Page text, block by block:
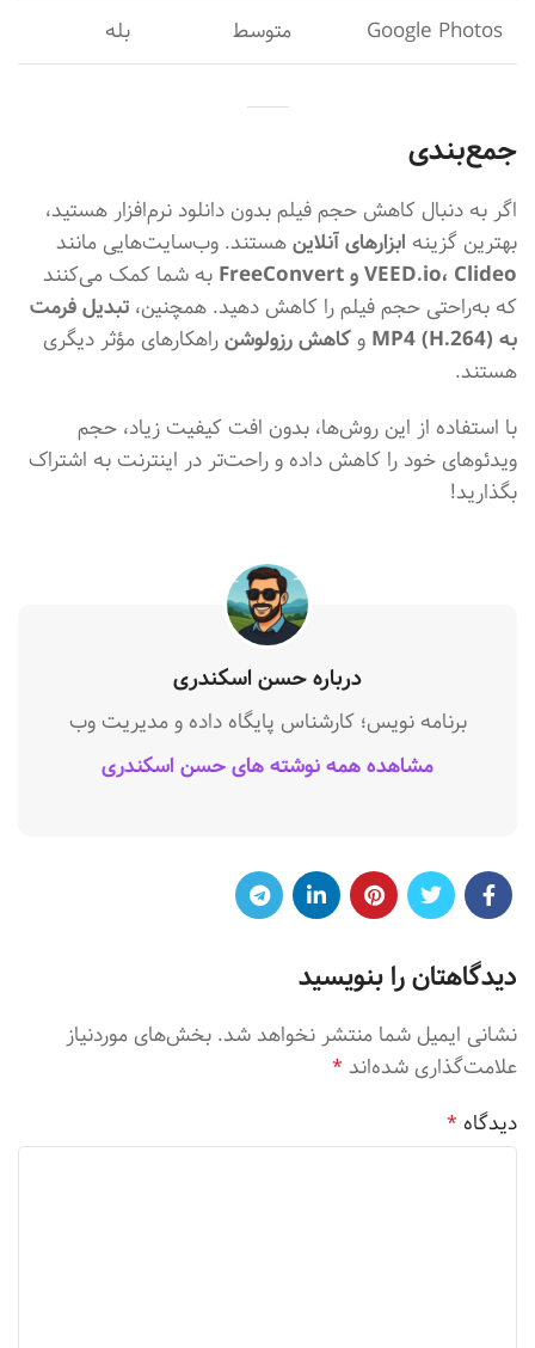
Google Photos متوسط بله
جمع‌بندی
اگر به دنبال کاهش حجم فیلم بدون دانلود نرم‌افزار هستید،
بهترین گزینه ابزارهای آنلاینهستند. وب‌سایت‌هایی مانند
VEED.io، Clideo و FreeConvert
به شما کمک می‌کنند
که به‌راحتی حجم فیلم را کاهش دهید. همچنین، تبدیل فرمت
به MP4 (H.264)
و کاهش رزولوشنراهکارهای مؤثر دیگری
هستند.
با استفاده از این روش‌ها، بدون افت کیفیت زیاد، حجم
ویدئوهای خود را کاهش داده و راحت‌تر در اینترنت به اشتراک
بگذارید!
درباره حسن اسکندری
برنامه نویس؛ کارشناس پایگاه داده و مدیریت وب
مشاهده همه نوشته های حسن اسکندری
دیدگاهتان را بنویسید
نشانی ایمیل شما منتشر نخواهد شد. بخش‌های موردنیاز
علامت‌گذاری شده‌اند *
دیدگاه *